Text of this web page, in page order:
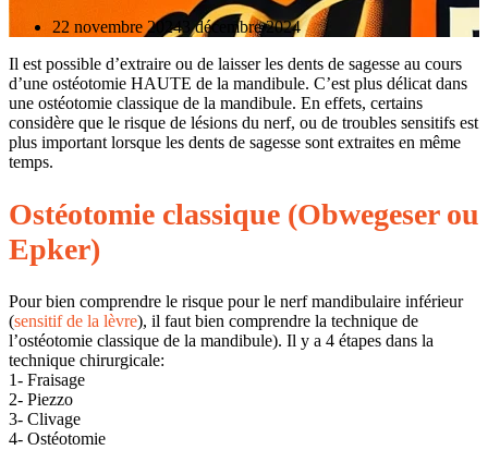
22 novembre 20243 décembre 2024
Il est possible d’extraire ou de laisser les dents de sagesse au cours
d’une ostéotomie HAUTE de la mandibule. C’est plus délicat dans
une ostéotomie classique de la mandibule. En effets, certains
considère que le risque de lésions du nerf, ou de troubles sensitifs est
plus important lorsque les dents de sagesse sont extraites en même
temps.
Ostéotomie classique (Obwegeser ou
Epker)
Pour bien comprendre le risque pour le nerf mandibulaire inférieur
(sensitif de la lèvre), il faut bien comprendre la technique de
l’ostéotomie classique de la mandibule). Il y a 4 étapes dans la
technique chirurgicale:
1- Fraisage
2- Piezzo
3- Clivage
4- Ostéotomie